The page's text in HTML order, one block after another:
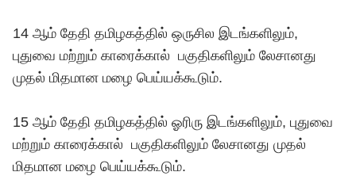
14 ஆம் தேதி தமிழகத்தில் ஒருசில இடங்களிலும்,
புதுவை மற்றும் காரைக்கால் பகுதிகளிலும் லேசானது
முதல் மிதமான மழை பெய்யக்கூடும்.
15 ஆம் தேதி தமிழகத்தில் ஓரிரு இடங்களிலும், புதுவை
மற்றும் காரைக்கால் பகுதிகளிலும் லேசானது முதல்
மிதமான மழை பெய்யக்கூடும்.